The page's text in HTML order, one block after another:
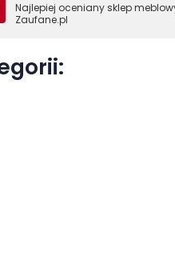
Najlepiej oceniany sklep
Zaufane.pl